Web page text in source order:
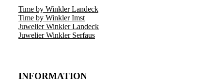
Time by Winkler Landeck
Time by Winkler Imst
Juwelier Winkler Landeck
Juwelier Winkler Serfaus
INFORMATION